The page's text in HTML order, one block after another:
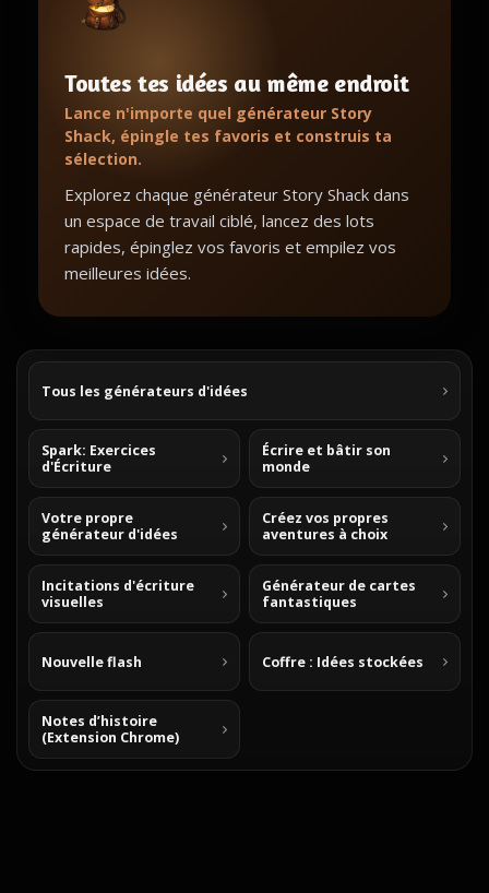
Toutes tes idées au même endroit
Lance n'importe quel générateur Story
Shack, épingle tes favoris et construis ta
sélection.
Explorez chaque générateur Story Shack dans
un espace de travail ciblé, lancez des lots
rapides, épinglez vos favoris et empilez vos
meilleures idées.
Tous les générateurs d'idées
Spark: Exercices
d'Écriture
Écrire et bâtir son
monde
Votre propre
générateur d'idées
Créez vos propres
aventures à choix
Incitations d'écriture
visuelles
Générateur de cartes
fantastiques
Nouvelle flash Coffre : Idées stockées
Notes d’histoire
(Extension Chrome)